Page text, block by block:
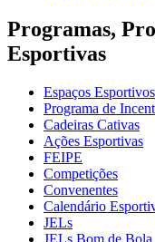
Programas,
Esportivas
Espaços Esportivos
Programa de
Cadeiras Cativas
Ações Esportivas
FEIPE
Competições
Convenentes
Calendário
JELs